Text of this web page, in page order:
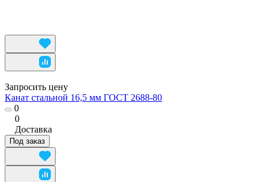
Запросить цену
Канат стальной 16,5 мм ГОСТ 2688-80
0
0
Доставка
Под заказ